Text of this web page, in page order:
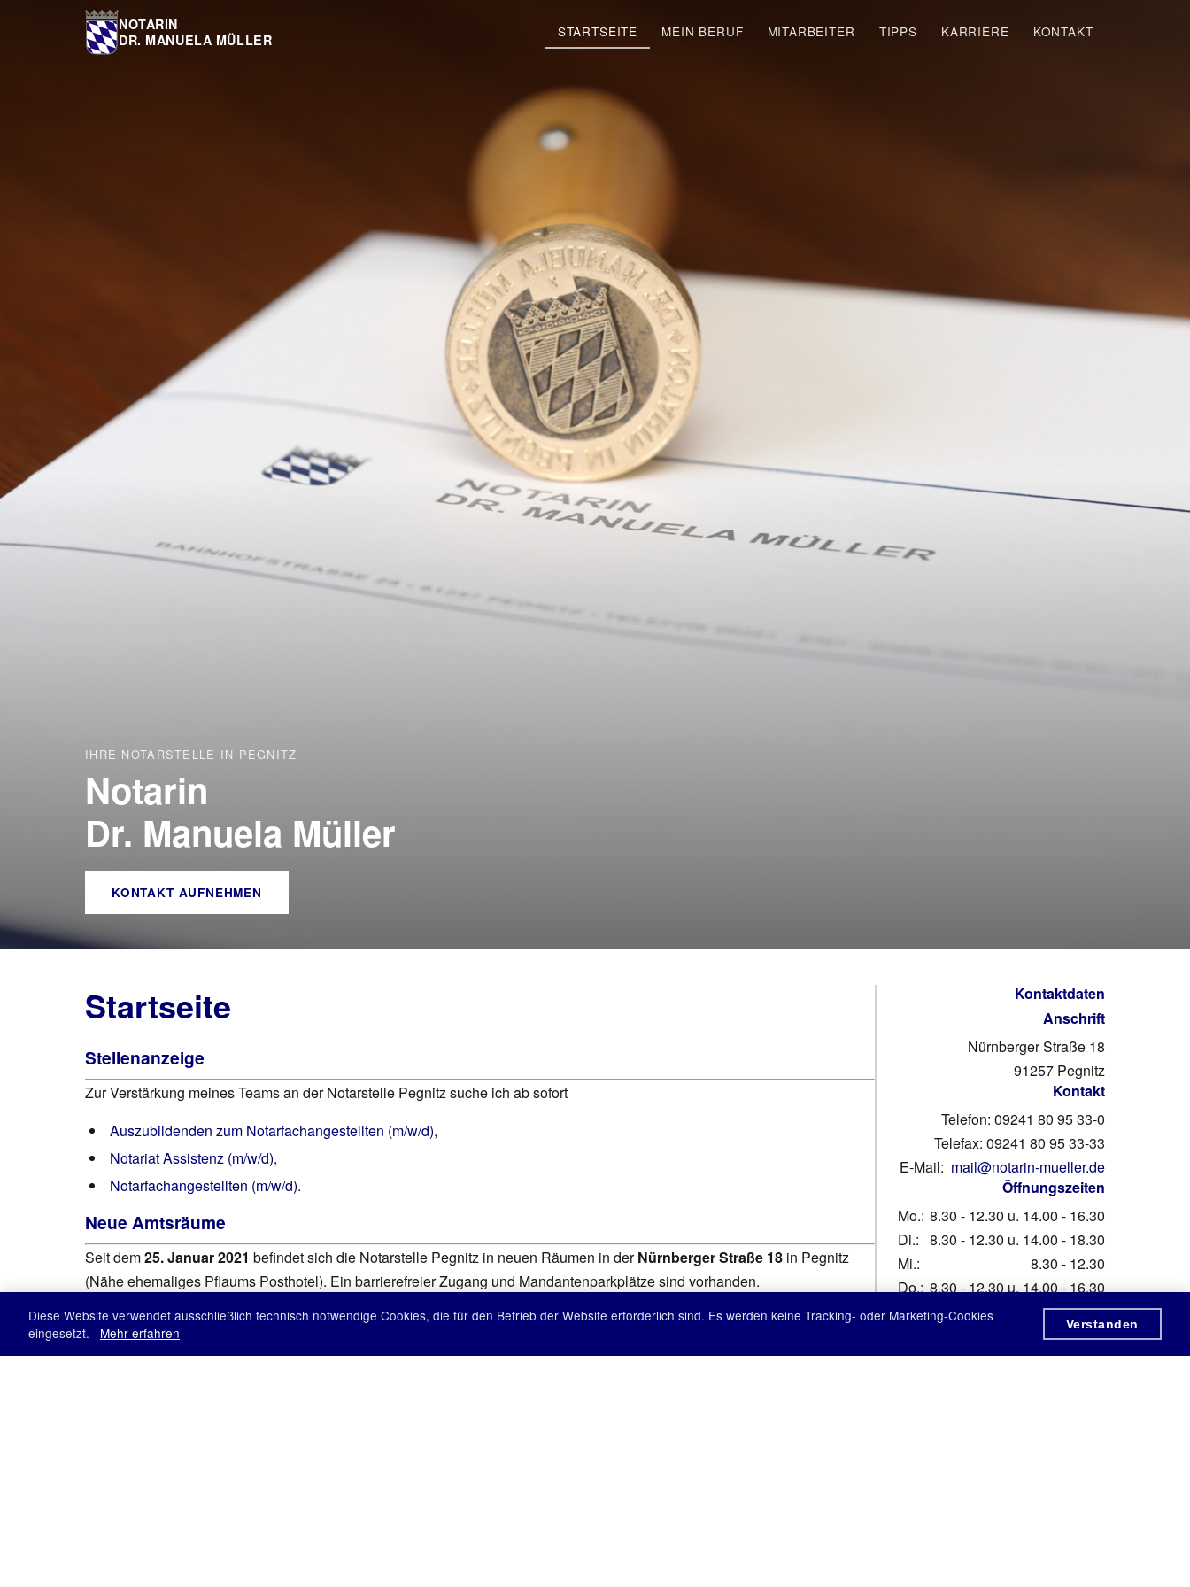
NOTARIN
DR. MANUELA MÜLLER
STARTSEITE MEIN BERUF MITARBEITER TIPPS KARRIERE KONTAKT
IHRE NOTARSTELLE IN PEGNITZ
Notarin
Dr. Manuela Müller
KONTAKT AUFNEHMEN
Startseite
Stellenanzeige
Zur Verstärkung meines Teams an der Notarstelle Pegnitz suche ich ab sofort
Auszubildenden zum Notarfachangestellten (m/w/d),
Notariat Assistenz (m/w/d),
Notarfachangestellten (m/w/d).
Neue Amtsräume
Seit dem25. Januar 2021 befindet sich die Notarstelle Pegnitz in neuen Räumen in derNürnberger Straße 18 in Pegnitz
(Nähe ehemaliges Pflaums Posthotel). Ein barrierefreier Zugang und Mandantenparkplätze sind vorhanden.
Mehr Informationen
Kontaktdaten
Anschrift
Nürnberger Straße 18
91257 Pegnitz
Kontakt
Telefon: 09241 80 95 33-0
Telefax: 09241 80 95 33-33
E-Mail: mail@notarin-mueller.de
Öffnungszeiten
Mo.: 8.30 - 12.30 u. 14.00 - 16.30
Di.: 8.30 - 12.30 u. 14.00 - 18.30
Mi.:
8.30 - 12.30
Do.: 8.30 - 12.30 u. 14.00 - 16.30
Fr.: 8.30 - 12.30 u. 14.00 - 16.30
Diese Website verwendet ausschließlich technisch notwendige Cookies, die für den Betrieb der Website erforderlich sind. Es werden keine Tracking- oder Marketing-Cookies
eingesetzt.
Mehr erfahren Verstanden